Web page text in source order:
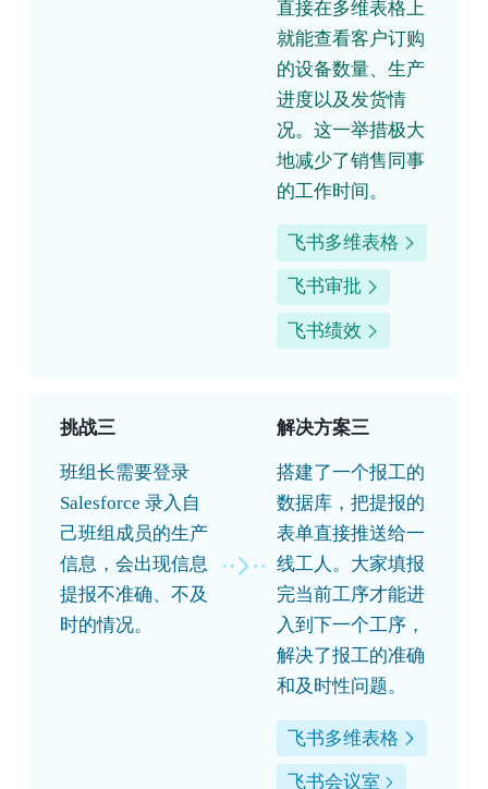
直接在多维表格上
就能查看客户订购
的设备数量、生产
进度以及发货情
况。这一举措极大
地减少了销售同事
的工作时间。
飞书多维表格
飞书审批
飞书绩效
挑战三
班组长需要登录
Salesforce 录入自
己班组成员的生产
信息，会出现信息
提报不准确、不及
时的情况。
解决方案三
搭建了一个报工的
数据库，把提报的
表单直接推送给一
线工人。大家填报
完当前工序才能进
入到下一个工序，
解决了报工的准确
和及时性问题。
飞书多维表格
飞书会议室